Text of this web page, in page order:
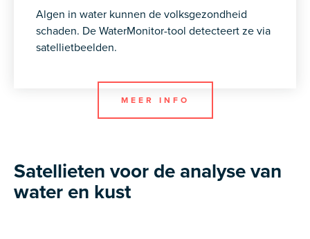
Algen in water kunnen de volksgezondheid
schaden. De WaterMonitor-tool detecteert ze via
satellietbeelden.
MEER INFO
Satellieten voor de analyse van
water en kust